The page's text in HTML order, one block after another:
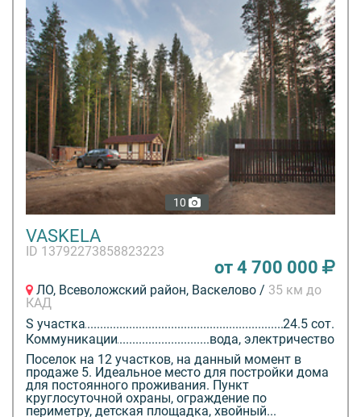
10
VASKELA
ID 13792273858823223
от 4 700 000
ЛО, Всеволожский район, Васкелово / 35 км до
КАД
S участка
24.5 сот.
Коммуникации
вода, электричество
Поселок на 12 участков, на данный момент в
продаже 5. Идеальное место для постройки дома
для постоянного проживания. Пункт
круглосуточной охраны, ограждение по
периметру, детская площадка, хвойный...